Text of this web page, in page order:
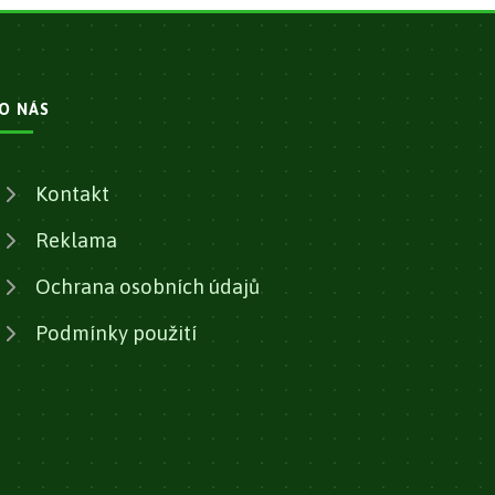
O NÁS
Kontakt
Reklama
Ochrana osobních údajů
Podmínky použití